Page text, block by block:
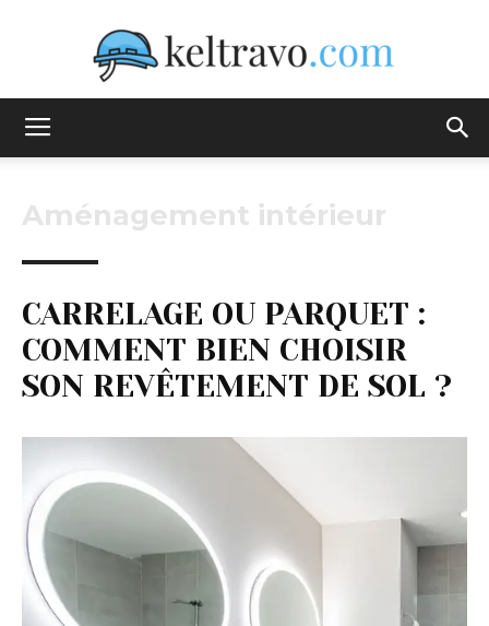
Aménagement intérieur
CARRELAGE OU PARQUET :
COMMENT BIEN CHOISIR
SON REVÊTEMENT DE SOL ?